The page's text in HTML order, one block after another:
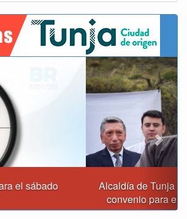
y Gobernación de Boyacá firmaron
el mantenimiento de vía Moniquirá
Next